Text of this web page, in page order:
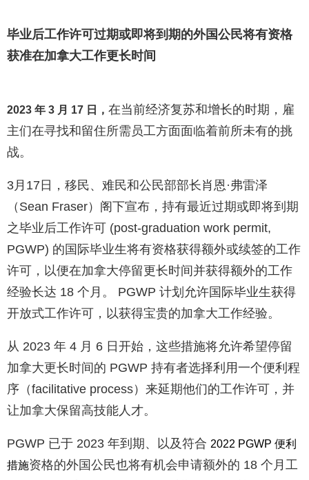
毕业后工作许可过期或即将到期的外国公民将有资格
获准在加拿大工作更长时间
2023年 3 月 17 日，在当前经济复苏和增长的时期，雇
主们在寻找和留住所需员工方面面临着前所未有的挑
战。
3月17日，移民、难民和公民部部长肖恩·弗雷泽
（Sean Fraser）阁下宣布，持有最近过期或即将到期
之毕业后工作许可 (post-graduation work permit,
PGWP) 的国际毕业生将有资格获得额外或续签的工作
许可，以便在加拿大停留更长时间并获得额外的工作
经验长达 18 个月。 PGWP 计划允许国际毕业生获得
开放式工作许可，以获得宝贵的加拿大工作经验。
从 2023 年 4 月 6 日开始，这些措施将允许希望停留
加拿大更长时间的 PG​​WP 持有者选择利用一个便利程
序（facilitative process）来延期他们的工作许可，并
让加拿大保留高技能人才。
PGWP 已于 2023 年到期、以及符合 2022 PGWP 便利
措施资格的外国公民也将有机会申请额外的 18 个月工